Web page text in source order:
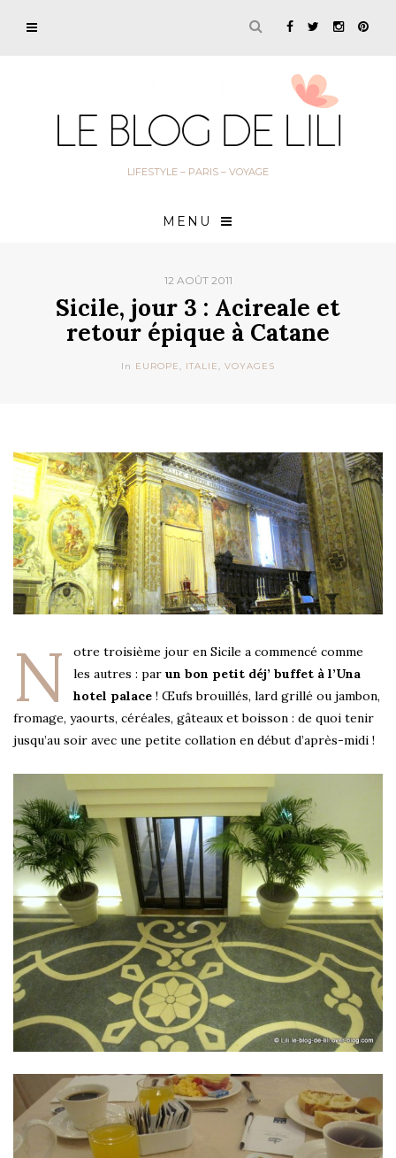
LIFESTYLE – PARIS – VOYAGE
MENU
12 AOÛT 2011
Sicile, jour 3 : Acireale et
retour épique à Catane
In EUROPE, ITALIE, VOYAGES
N
otre troisième jour en Sicile a commencé comme
les autres : par un bon petit déj’ buffet à l’Una
hotel palace ! Œufs brouillés, lard grillé ou jambon,
fromage, yaourts, céréales, gâteaux et boisson : de quoi tenir
jusqu’au soir avec une petite collation en début d’après-midi !